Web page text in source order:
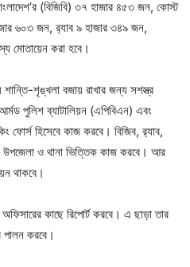
(বিজিবি) ৩৭ হাজার ৪৫৩ জন, কোস্ট
৬০৩ জন, র‌্যাব ৯ হাজার ৩৪৯ জন,
মোতায়েন করা হবে।
শান্তি-শৃঙ্খলা বজায় রাখার জন্য সশস্ত্র
পুলিশ ব্যাটালিয়ন (এপিবিএন) এবং
ফোর্স হিসেবে কাজ করবে। বিজিব, র‌্যাব,
উপজেলা ও থানা ভিত্তিক কাজ করবে। আর
থাকবে।
কাছে রিপোর্ট করবে। এ ছাড়া তার
পালন করবে।